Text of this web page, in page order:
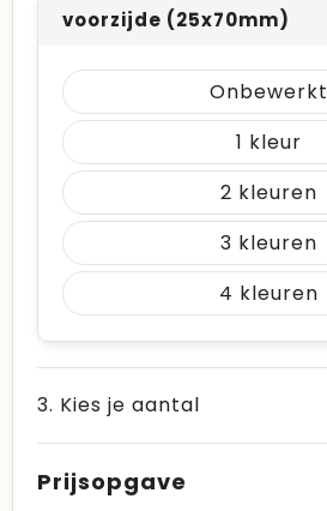
voorzijde (25x70mm)
Onbewerkt
1
2
3
4
3. Kies je aantal
Prijsopgave